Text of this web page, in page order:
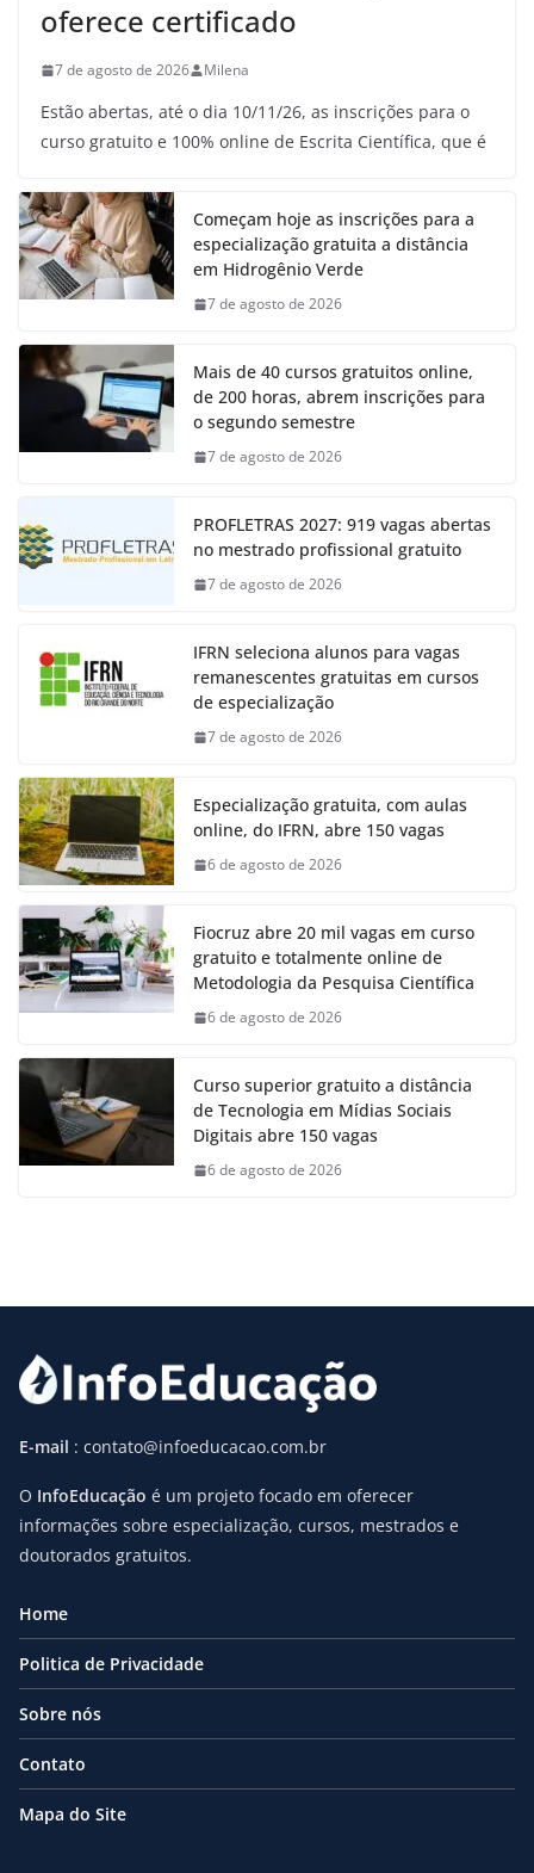
oferece certificado
7 de agosto de 2026 Milena
Estão abertas, até o dia 10/11/26, as inscrições para o
curso gratuito e 100% online de Escrita Científica, que é
Começam hoje as inscrições para a
especialização gratuita a distância
em Hidrogênio Verde
7 de agosto de 2026
Mais de 40 cursos gratuitos online,
de 200 horas, abrem inscrições para
o segundo semestre
7 de agosto de 2026
PROFLETRAS 2027: 919 vagas abertas
no mestrado profissional gratuito
7 de agosto de 2026
IFRN seleciona alunos para vagas
remanescentes gratuitas em cursos
de especialização
7 de agosto de 2026
Especialização gratuita, com aulas
online, do IFRN, abre 150 vagas
6 de agosto de 2026
Fiocruz abre 20 mil vagas em curso
gratuito e totalmente online de
Metodologia da Pesquisa Científica
6 de agosto de 2026
Curso superior gratuito a distância
de Tecnologia em Mídias Sociais
Digitais abre 150 vagas
6 de agosto de 2026
E-mail : contato@infoeducacao.com.br
O InfoEducação é um projeto focado em oferecer
informações sobre especialização, cursos, mestrados e
doutorados gratuitos.
Home
Politica de Privacidade
Sobre nós
Contato
Mapa do Site